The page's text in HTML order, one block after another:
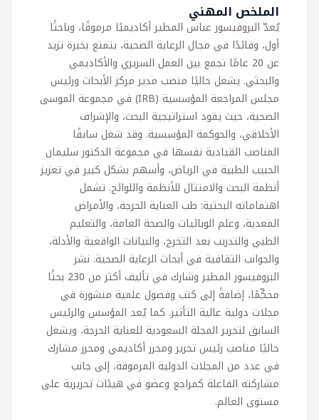
الملخص المهني
يُعدّ البروفيسور عباس المطير أكاديميًا مرموقًا، وباحثًا
أول، وقائدًا في مجال الرعاية الصحية، يتمتع بخبرة تزيد
عن 20 عامًا تجمع بين العمل السريري والأكاديمي
والبحثي. يشغل حاليًا منصب مدير مركز الأبحاث ورئيس
مجلس المراجعة المؤسسية (IRB) في مجموعة الموسى
الصحية، حيث يقود استراتيجية البحث، والإشراف
الأخلاقي، والحوكمة المؤسسية. وقد شغل سابقًا
المناصب القيادية نفسها في مجموعة الدكتور سليمان
الحبيب الطبية في الرياض، وأسهم بشكل كبير في تعزيز
أنظمة البحث والامتثال للأنظمة واللوائح. تشمل
اهتماماته البحثية: طب العناية الحرجة، والأمراض
المعدية، وعلم الوبائيات والصحة العامة، والتعليم
الطبي والتدريب بعد التخرج، والبيانات الواقعية والأدلة،
والجوانب الثقافية في أبحاث الرعاية الصحية. نشر
البروفيسور المطير وشارك في تأليف أكثر من 230 بحثًا
محكّمًا، إضافةً إلى كتب وفصول علمية منشورة في
مجلات دولية عالية التأثير. كما يُعد المؤسس والرئيس
السابق لتحرير المجلة السعودية للعناية الحرجة، ويشغل
حاليًا مناصب رئيس تحرير ومحرر أكاديمي ومحرر مشارك
في عدد من المجلات الدولية المرموقة، إلى جانب
مشاركته الفاعلة كمراجع وعضو في هيئات تحريرية على
مستوى العالم.